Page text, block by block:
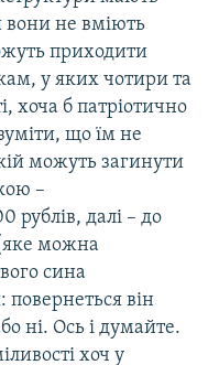
вони не вміють
приходити
у яких чотири та
хоча б патріотично
що їм не
можуть загинути
–
рублів, далі – до
можна
сина
повернеться він
ні. Ось і думайте.
хоч у